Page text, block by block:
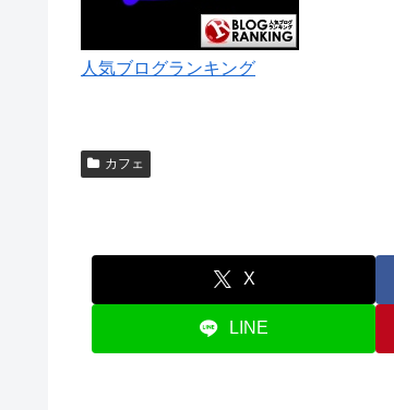
人気ブログランキング
カフェ
X
LINE